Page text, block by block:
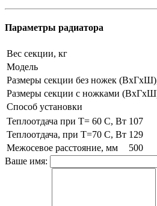
Параметры радиатора
Вес секции, кг
Модель
Размеры секции без ножек
Размеры секции с ножками
Способ установки
Теплоотдача при T= 60 C, Вт 107
Теплоотдача, при Т=70 С, Вт 129
Межосевое расстояние, мм
500
Ваше имя: